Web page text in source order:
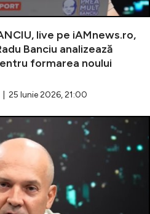
live pe iAMnews.ro,
Banciu analizează
formarea noului
25 Iunie 2026, 21:00